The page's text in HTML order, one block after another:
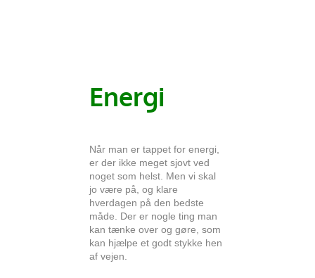
Energi
Når man er tappet for energi,
er der ikke meget sjovt ved
noget som helst. Men vi skal
jo være på, og klare
hverdagen på den bedste
måde. Der er nogle ting man
kan tænke over og gøre, som
kan hjælpe et godt stykke hen
af vejen.